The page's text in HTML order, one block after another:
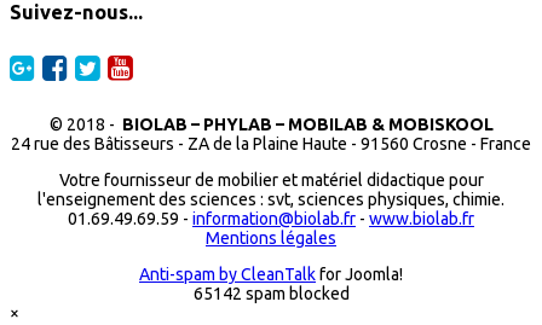
Suivez-nous...
© 2018 - BIOLAB – PHYLAB – MOBILAB & MOBISKOOL
24 rue des Bâtisseurs - ZA de la Plaine Haute - 91560 Crosne - France
Votre fournisseur de mobilier et matériel didactique pour
l'enseignement des sciences : svt, sciences physiques, chimie.
01.69.49.69.59 - information@biolab.fr - www.biolab.fr
Mentions légales
Anti-spam by CleanTalkfor Joomla!
65142 spam blocked
×